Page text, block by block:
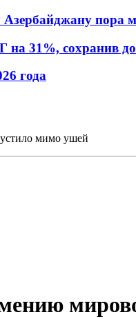
пора
31%, сохранив
года
мимо ушей